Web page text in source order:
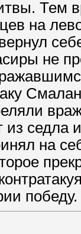
Тем
на
не
из
на
победу.